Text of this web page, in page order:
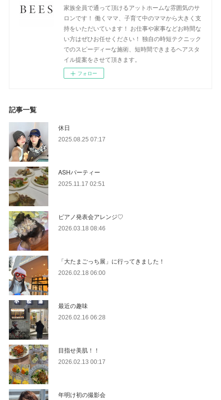
家族全員で通って頂けるアットホームな雰囲気のサ
ロンです！ 働くママ、子育て中のママから大きく支
持をいただいています！ お仕事や家事などお時間な
い方はぜひお任せください！ 独自の時短テクニック
でのスピーディーな施術、短時間できまるヘアスタ
イル提案をさせて頂きます。
フォロー
記事一覧
休日
2025.08.25 07:17
ASHパーティー
2025.11.17 02:51
ピアノ発表会アレンジ♡
2026.03.18 08:46
「大たまごっち展」に行ってきました！
2026.02.18 06:00
最近の趣味
2026.02.16 06:28
目指せ美肌！！
2026.02.13 00:17
年明け初の撮影会